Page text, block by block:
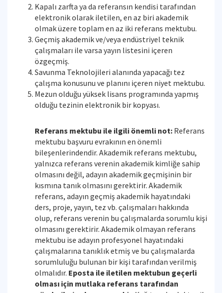
Kapalı zarfta ya da referansın kendisi tarafından
elektronik olarak iletilen, en az biri akademik
olmak üzere toplam en az iki referans mektubu.
Geçmiş akademik ve/veya endüstriyel teknik
çalışmaları ile varsa yayın listesini içeren
özgeçmiş.
Savunma Teknolojileri alanında yapacağı tez
çalışma konusunu ve planını içeren niyet mektubu.
Mezun olduğu yüksek lisans programında yapmış
olduğu tezinin elektronik bir kopyası.
Referans mektubu ile ilgili önemli not: Referans
mektubu başvuru evrakının en önemli
bileşenlerindendir. Akademik referans mektubu,
yalnızca referans verenin akademik kimliğe sahip
olmasını değil, adayın akademik geçmişinin bir
kısmına tanık olmasını gerektirir. Akademik
referans, adayın geçmiş akademik hayatındaki
ders, proje, yayın, tez vb. çalışmaları hakkında
olup, referans verenin bu çalışmalarda sorumlu kişi
olmasını gerektirir. Akademik olmayan referans
mektubu ise adayın profesyonel hayatındaki
çalışmalarına tanıklık etmiş ve bu çalışmalarda
sorumluluğu bulunan bir kişi tarafından verilmiş
olmalıdır. Eposta ile iletilen mektubun geçerli
olması için mutlaka referans tarafından